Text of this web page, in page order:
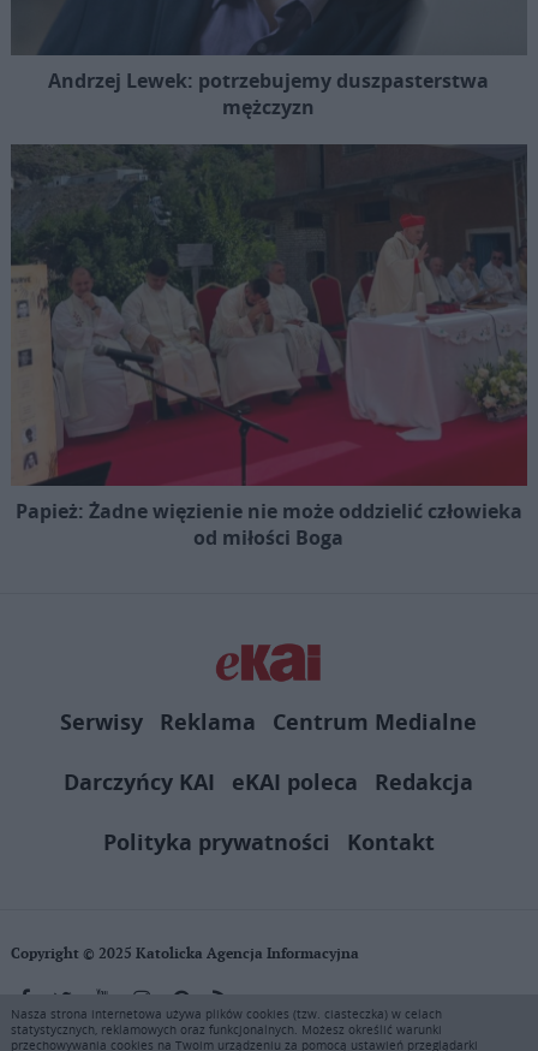
Andrzej Lewek: potrzebujemy duszpasterstwa
mężczyzn
Papież: Żadne więzienie nie może oddzielić człowieka
od miłości Boga
Serwisy Reklama
Centrum Medialne
Darczyńcy KAI
eKAI poleca
Redakcja
Polityka prywatności
Kontakt
Copyright © 2025 Katolicka Agencja Informacyjna
KAI zastrzega wszelkie prawa do serwisu. Użytkownicy mogą pobierać
Nasza strona internetowa używa plików cookies (tzw. ciasteczka) w celach
statystycznych, reklamowych oraz funkcjonalnych. Możesz określić warunki
przechowywania cookies na Twoim urządzeniu za pomocą ustawień przeglądarki